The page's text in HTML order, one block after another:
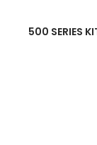
500 SERIES